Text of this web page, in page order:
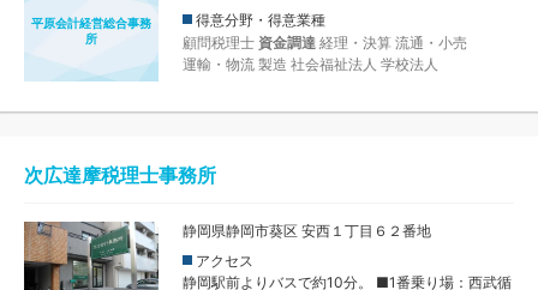
平原会計経営総合事務
所
得意分野・得意業種
顧問税理士 資金調達 経理・決算 流通・小売
運輸・物流 製造 社会福祉法人 学校法人
次広達摩税理士事務所
静岡県静岡市葵区 安西１丁目６２番地
アクセス
静岡駅前よりバスで約10分。 ■1番乗り場：西武循